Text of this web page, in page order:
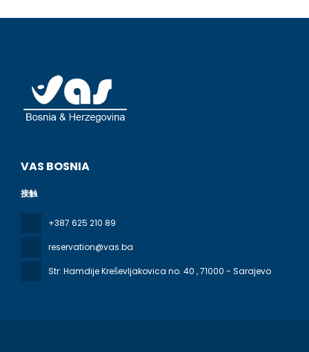
VAS BOSNIA
接触
+387 625 210 89
reservation@vas.ba
Str: Hamdije Kreševljakovica no. 40 , 71000 - Sarajevo